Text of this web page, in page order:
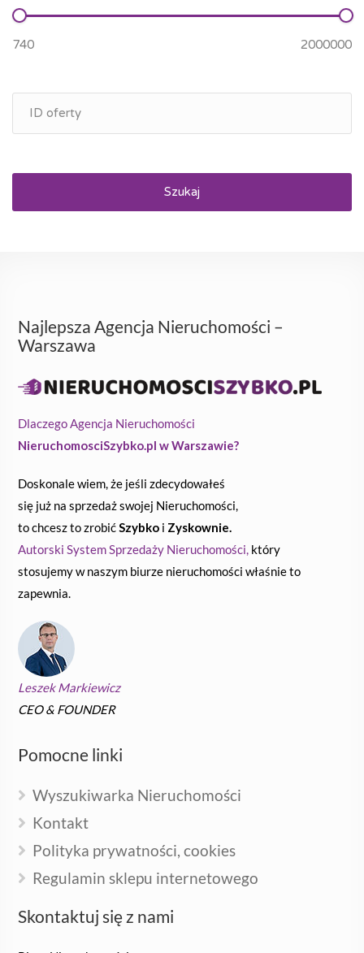
Szukaj
Najlepsza Agencja Nieruchomości –
Warszawa
Dlaczego Agencja Nieruchomości
NieruchomosciSzybko.pl w Warszawie?
Doskonale wiem, że jeśli zdecydowałeś
się już na sprzedaż swojej Nieruchomości,
to chcesz to zrobićSzybko i Zyskownie.
Autorski System Sprzedaży Nieruchomości, który
stosujemy w naszym biurze nieruchomości właśnie to
zapewnia.
Leszek Markiewicz
CEO & FOUNDER
Pomocne linki
Wyszukiwarka Nieruchomości
Kontakt
Polityka prywatności, cookies
Regulamin sklepu internetowego
Skontaktuj się z nami